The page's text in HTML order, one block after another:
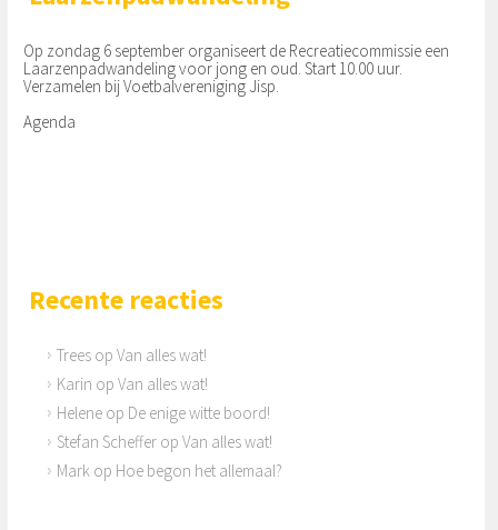
Op zondag 6 september organiseert de Recreatiecommissie een
Laarzenpadwandeling voor jong en oud. Start 10.00 uur.
Verzamelen bij Voetbalvereniging Jisp.
Agenda
Recente reacties
Trees opVan alles wat!
Karin opVan alles wat!
Helene op De enige witte boord!
Stefan Scheffer opVan alles wat!
Mark op Hoe begon het allemaal?